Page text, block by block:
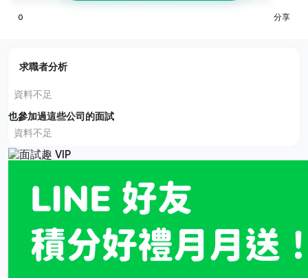
0 分享
求職者分析
資料不足
也參加過這些公司的面試
資料不足